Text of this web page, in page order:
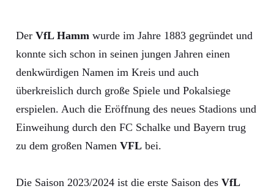
Der VfL Hamm wurde im Jahre 1883 gegründet und
konnte sich schon in seinen jungen Jahren einen
denkwürdigen Namen im Kreis und auch
überkreislich durch große Spiele und Pokalsiege
erspielen. Auch die Eröffnung des neues Stadions und
Einweihung durch den FC Schalke und Bayern trug
zu dem großen Namen VFL bei.
Die Saison 2023/2024 ist die erste Saison des VfL